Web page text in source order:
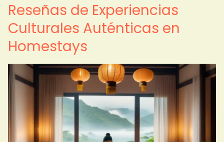
Reseñas de Experiencias
Culturales Auténticas en
Homestays